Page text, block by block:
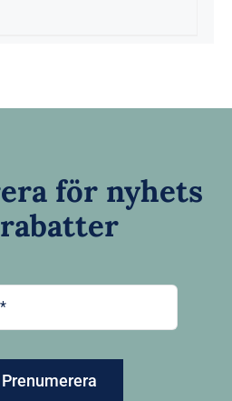
för nyhets
Prenumerera